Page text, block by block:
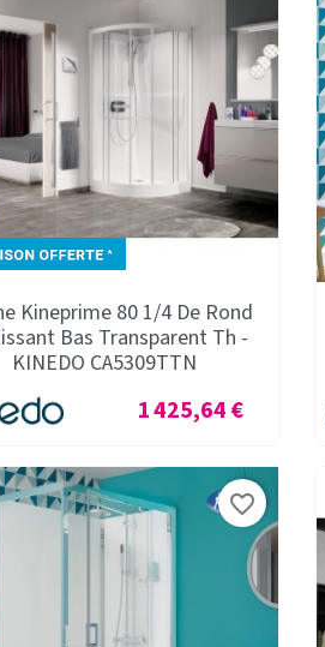
Kineprime 80 1/4 De Rond
Bas Transparent Th -
KINEDO CA5309TTN
Prix
1 425,64 €
favorite_border